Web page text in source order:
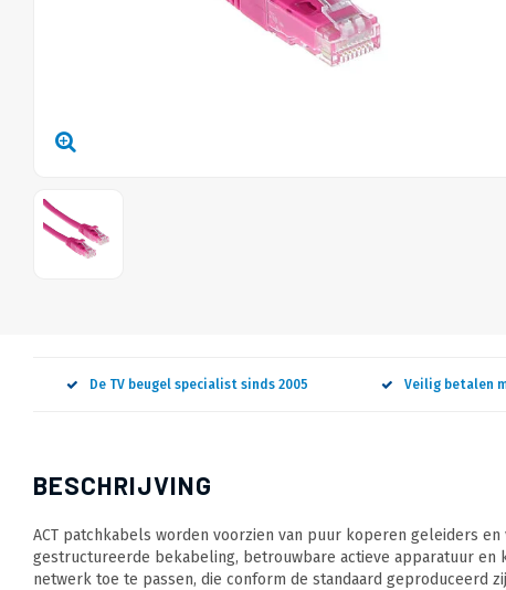
De TV beugel specialist sinds 2005 Veilig betalen
BESCHRIJVING
ACT patchkabels worden voorzien van puur koperen geleiders
gestructureerde bekabeling, betrouwbare actieve apparatuur
netwerk toe te passen, die conform de standaard geproduceerd